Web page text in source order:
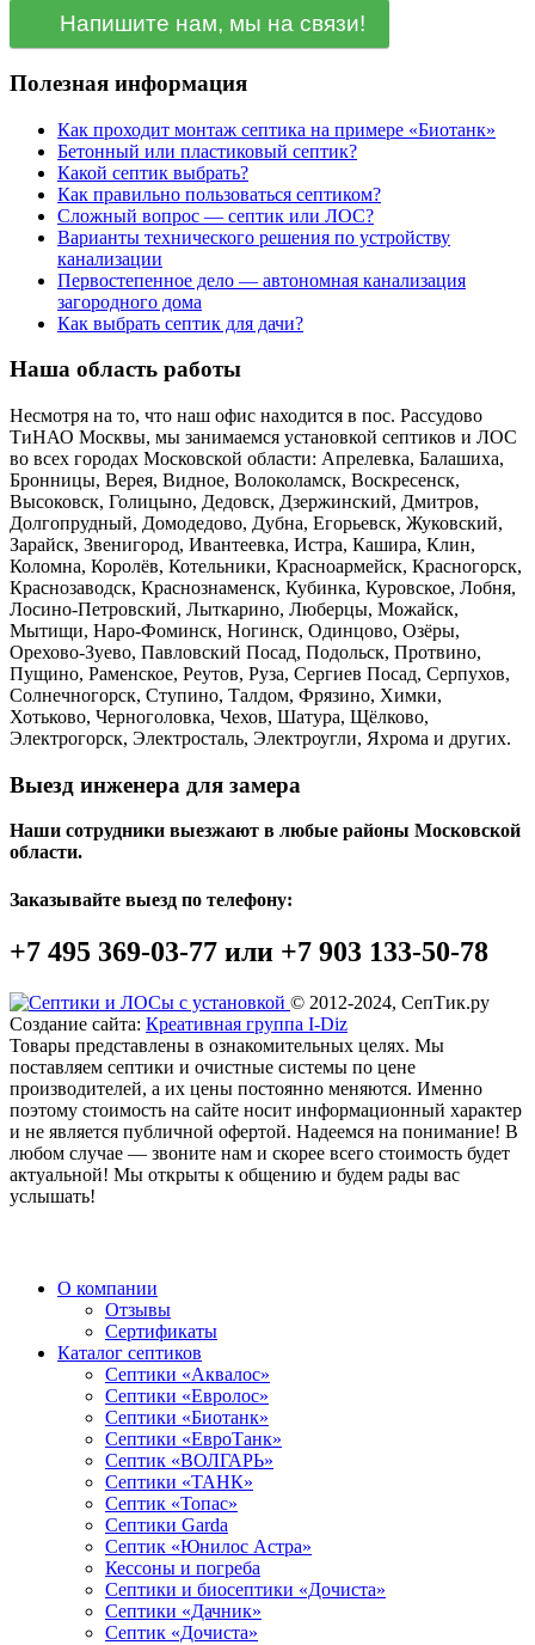
Напишите нам, мы на связи!
Полезная информация
Как проходит монтаж септика на примере «Биотанк»
Бетонный или пластиковый септик?
Какой септик выбрать?
Как правильно пользоваться септиком?
Сложный вопрос — септик или ЛОС?
Варианты технического решения по устройству
канализации
Первостепенное дело — автономная канализация
загородного дома
Как выбрать септик для дачи?
Наша область работы
Несмотря на то, что наш офис находится в пос. Рассудово
ТиНАО Москвы, мы занимаемся установкой септиков и ЛОС
во всех городах Московской области: Апрелевка, Балашиха,
Бронницы, Верея, Видное, Волоколамск, Воскресенск,
Высоковск, Голицыно, Дедовск, Дзержинский, Дмитров,
Долгопрудный, Домодедово, Дубна, Егорьевск, Жуковский,
Зарайск, Звенигород, Ивантеевка, Истра, Кашира, Клин,
Коломна, Королёв, Котельники, Красноармейск, Красногорск,
Краснозаводск, Краснознаменск, Кубинка, Куровское, Лобня,
Лосино-Петровский, Лыткарино, Люберцы, Можайск,
Мытищи, Наро-Фоминск, Ногинск, Одинцово, Озёры,
Орехово-Зуево, Павловский Посад, Подольск, Протвино,
Пущино, Раменское, Реутов, Руза, Сергиев Посад, Серпухов,
Солнечногорск, Ступино, Талдом, Фрязино, Химки,
Хотьково, Черноголовка, Чехов, Шатура, Щёлково,
Электрогорск, Электросталь, Электроугли, Яхрома и других.
Выезд инженера для замера
Наши сотрудники выезжают в любые районы Московской
области.
Заказывайте выезд по телефону:
+7 495 369-03-77 или +7 903 133-50-78
© 2012-2024, СепТик.ру
Создание сайта: Креативная группа I-Diz
Товары представлены в ознакомительных целях. Мы
поставляем септики и очистные системы по цене
производителей, а их цены постоянно меняются. Именно
поэтому стоимость на сайте носит информационный характер
и не является публичной офертой. Надеемся на понимание! В
любом случае — звоните нам и скорее всего стоимость будет
актуальной! Мы открыты к общению и будем рады вас
услышать!
О компании
Отзывы
Сертификаты
Каталог септиков
Септики «Аквалос»
Септики «Евролос»
Септики «Биотанк»
Септики «ЕвроТанк»
Септик «ВОЛГАРЬ»
Септики «ТАНК»
Септик «Топас»
Септики Garda
Септик «Юнилос Астра»
Кессоны и погреба
Cептики и биосептики «Дочиста»
Септики «Дачник»
Септик «Дочиста»